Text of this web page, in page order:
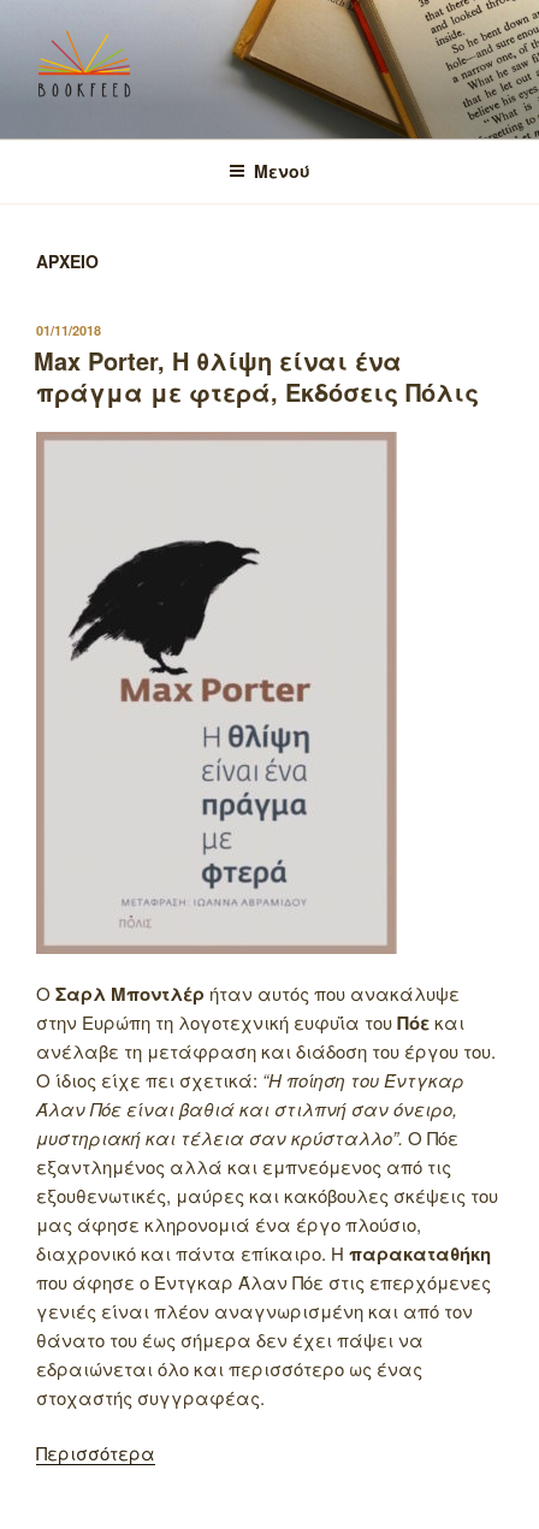
περιεχόμενο
BOOKFEED
μοιραζόμαστε την αγάπη για τα βιβλία και τη γνώση!
Μενού
ΑΡΧΕΙΟ
ΔΗΜΟΣΙΕΥΤΗΚΕ
ΣΤΙΣ
01/11/2018
Max Porter, Η θλίψη είναι ένα
πράγμα με φτερά, Εκδόσεις Πόλις
Ο Σαρλ Μποντλέρ ήταν αυτός που ανακάλυψε
στην Ευρώπη τη λογοτεχνική ευφυΐα τουΠόεκαι
ανέλαβε τη μετάφραση και διάδοση του έργου του.
Ο ίδιος είχε πει σχετικά: “Η ποίηση του Έντγκαρ
Άλαν Πόε είναι βαθιά και στιλπνή σαν όνειρο,
μυστηριακή και τέλεια σαν κρύσταλλο”. Ο Πόε
εξαντλημένος αλλά και εμπνεόμενος από τις
εξουθενωτικές, μαύρες και κακόβουλες σκέψεις του
μας άφησε κληρονομιά ένα έργο πλούσιο,
διαχρονικό και πάντα επίκαιρο. Η παρακαταθήκη
που άφησε ο Έντγκαρ Άλαν Πόε στις επερχόμενες
γενιές είναι πλέον αναγνωρισμένη και από τον
θάνατο του έως σήμερα δεν έχει πάψει να
εδραιώνεται όλο και περισσότερο ως ένας
στοχαστής συγγραφέας.
Περισσότερα